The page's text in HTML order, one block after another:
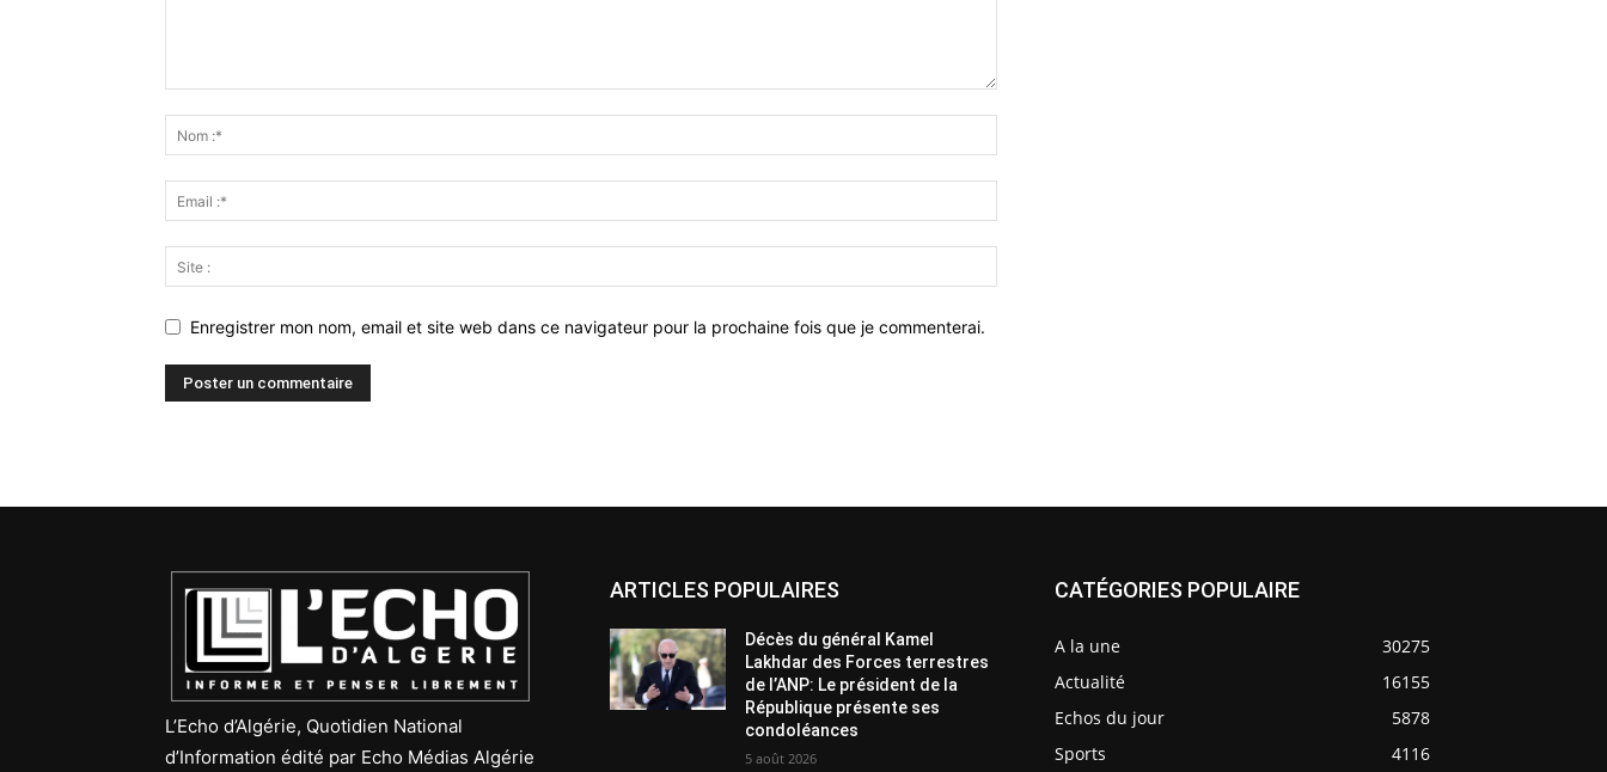
Enregistrer mon nom, email et site web dans ce navigateur pour la prochaine fois que je commenterai.
L’Echo d’Algérie, Quotidien National
d’Information édité par Echo Médias Algérie
ARTICLES POPULAIRES
Décès du général Kamel
Lakhdar des Forces terrestres
de l’ANP: Le président de la
République présente ses
condoléances
5 août 2026
CATÉGORIES POPULAIRE
A la une
30275
Actualité
16155
Echos du jour
5878
Sports
4116